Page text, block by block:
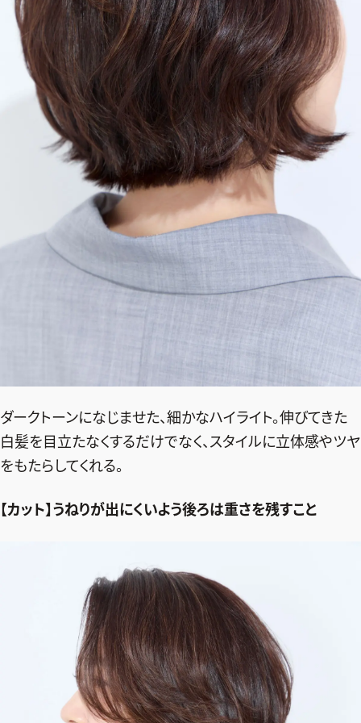
ダークトーンになじませた、細かなハイライト。伸びてきた
白髪を目立たなくするだけでなく、スタイルに立体感やツヤ
をもたらしてくれる。
【カット】うねりが出にくいよう後ろは重さを残すこと